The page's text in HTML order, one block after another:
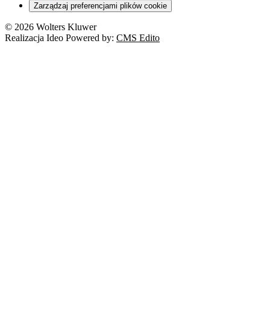
Zarządzaj preferencjami plików cookie
© 2026 Wolters Kluwer
Realizacja Ideo Powered by: CMS Edito